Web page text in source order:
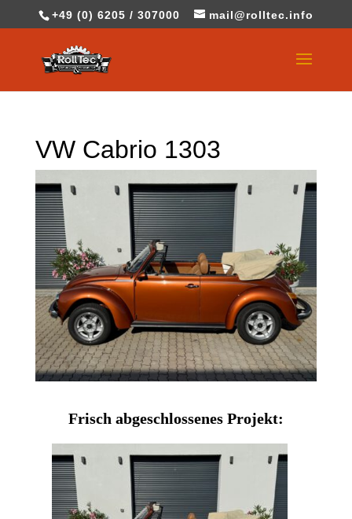
+49 (0) 6205 / 307000 mail@rolltec.info
VW Cabrio 1303
Frisch abgeschlossenes Projekt: